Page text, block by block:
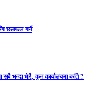
छलफल गर्ने
सबै भन्दा धेरै, कुन कार्यालयमा कति ?